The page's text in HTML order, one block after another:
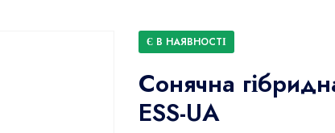
Є В НАЯВНОСТІ
Сонячна
ESS-UA